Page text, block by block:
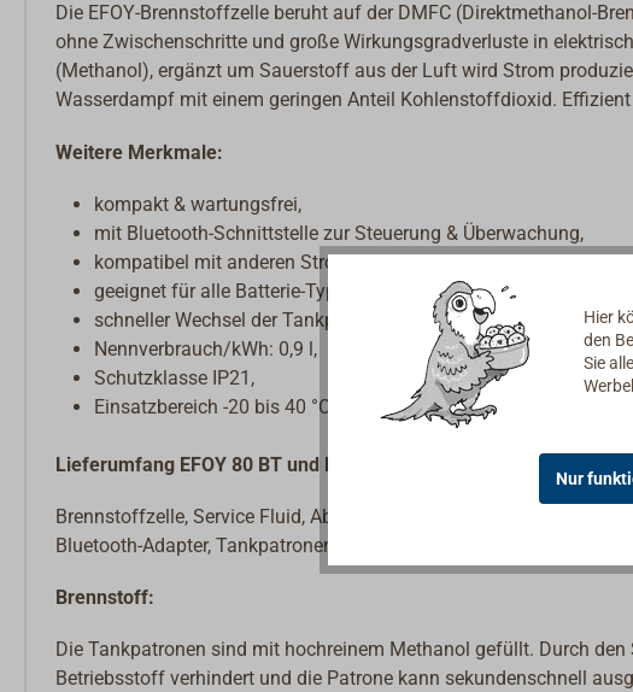
Die EFOY-Brennstoffzelle beruht auf der DMFC (Direktmethanol-
ohne Zwischenschritte und große Wirkungsgradverluste in
(Methanol), ergänzt um Sauerstoff aus der Luft wird Strom
Wasserdampf mit einem geringen Anteil Kohlenstoffdioxid.
Weitere Merkmale:
kompakt & wartungsfrei,
mit Bluetooth-Schnittstelle zur Steuerung & Überwachung,
kompatibel mit anderen Stromquellen wie z. B. Solarpanelen
geeignet für alle Batterie-Typen mit 12 Volt und 24 Volt,
schneller Wechsel der Tankpatrone,
Nennverbrauch/kWh: 0,9 l,
Schutzklasse IP21,
Einsatzbereich -20 bis 40 °C.
Lieferumfang EFOY 80 BT und EFOY 150 BT:
Brennstoffzelle, Service Fluid, Abwärmebogen, Isolierter
Bluetooth-Adapter, Tankpatronenhalter inkl. Gurt
Brennstoff:
Die Tankpatronen sind mit hochreinem Methanol gefüllt. Durch
Betriebsstoff verhindert und die Patrone kann sekundenschnell
Hier
den
Sie
Nur